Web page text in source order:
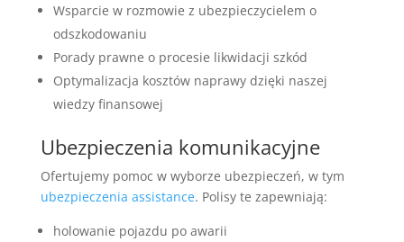
Wsparcie w rozmowie z ubezpieczycielem o
odszkodowaniu
Porady prawne o procesie likwidacji szkód
Optymalizacja kosztów naprawy dzięki naszej
wiedzy finansowej
Ubezpieczenia komunikacyjne
Ofertujemy pomoc w wyborze ubezpieczeń, w tym
ubezpieczenia assistance. Polisy te zapewniają:
holowanie pojazdu po awarii